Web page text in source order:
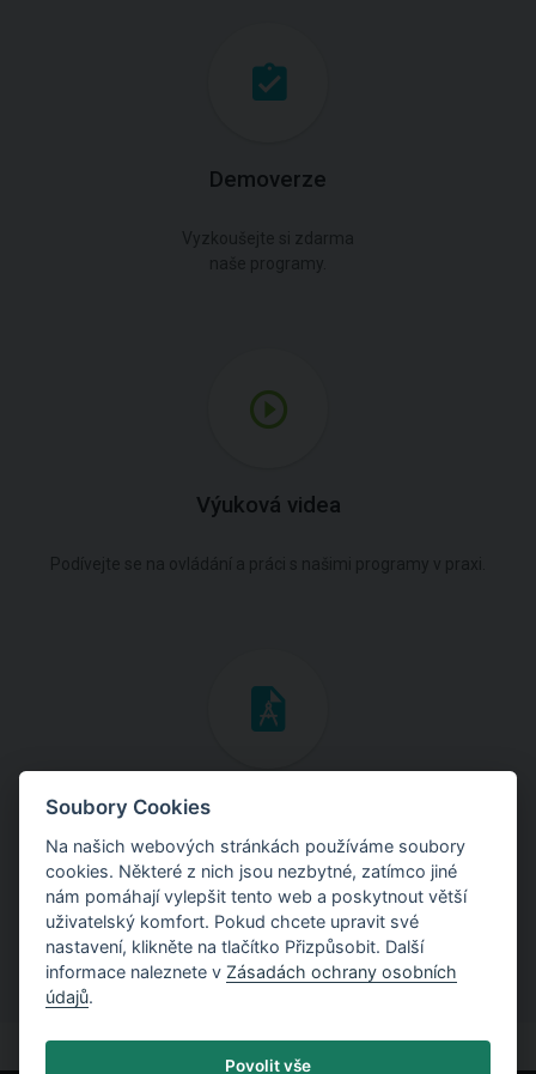
Demoverze
Výuková videa
Inženýrské manuály
Stáhněte si manuály s teoretickými i praktickými ukázkami
použití programů.
Soubory Cookies
Na našich webových stránkách používáme soubory
cookies. Některé z nich jsou nezbytné, zatímco jiné
nám pomáhají vylepšit tento web a poskytnout větší
uživatelský komfort. Pokud chcete upravit své
nastavení, klikněte na tlačítko Přizpůsobit. Další
informace naleznete v Zásadách ochrany osobních
údajů.
Povolit vše